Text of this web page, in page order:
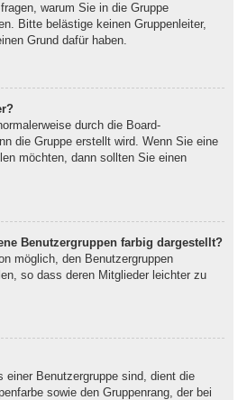
warum Sie in die Gruppe
Bitte belästige keinen Gruppenleiter,
Grund dafür haben.
durch die Board-
die Gruppe erstellt wird. Wenn Sie eine
möchten, dann sollten Sie einen
Benutzergruppen farbig dargestellt?
möglich, den Benutzergruppen
so dass deren Mitglieder leichter zu
einer Benutzergruppe sind, dient die
sowie den Gruppenrang, der bei